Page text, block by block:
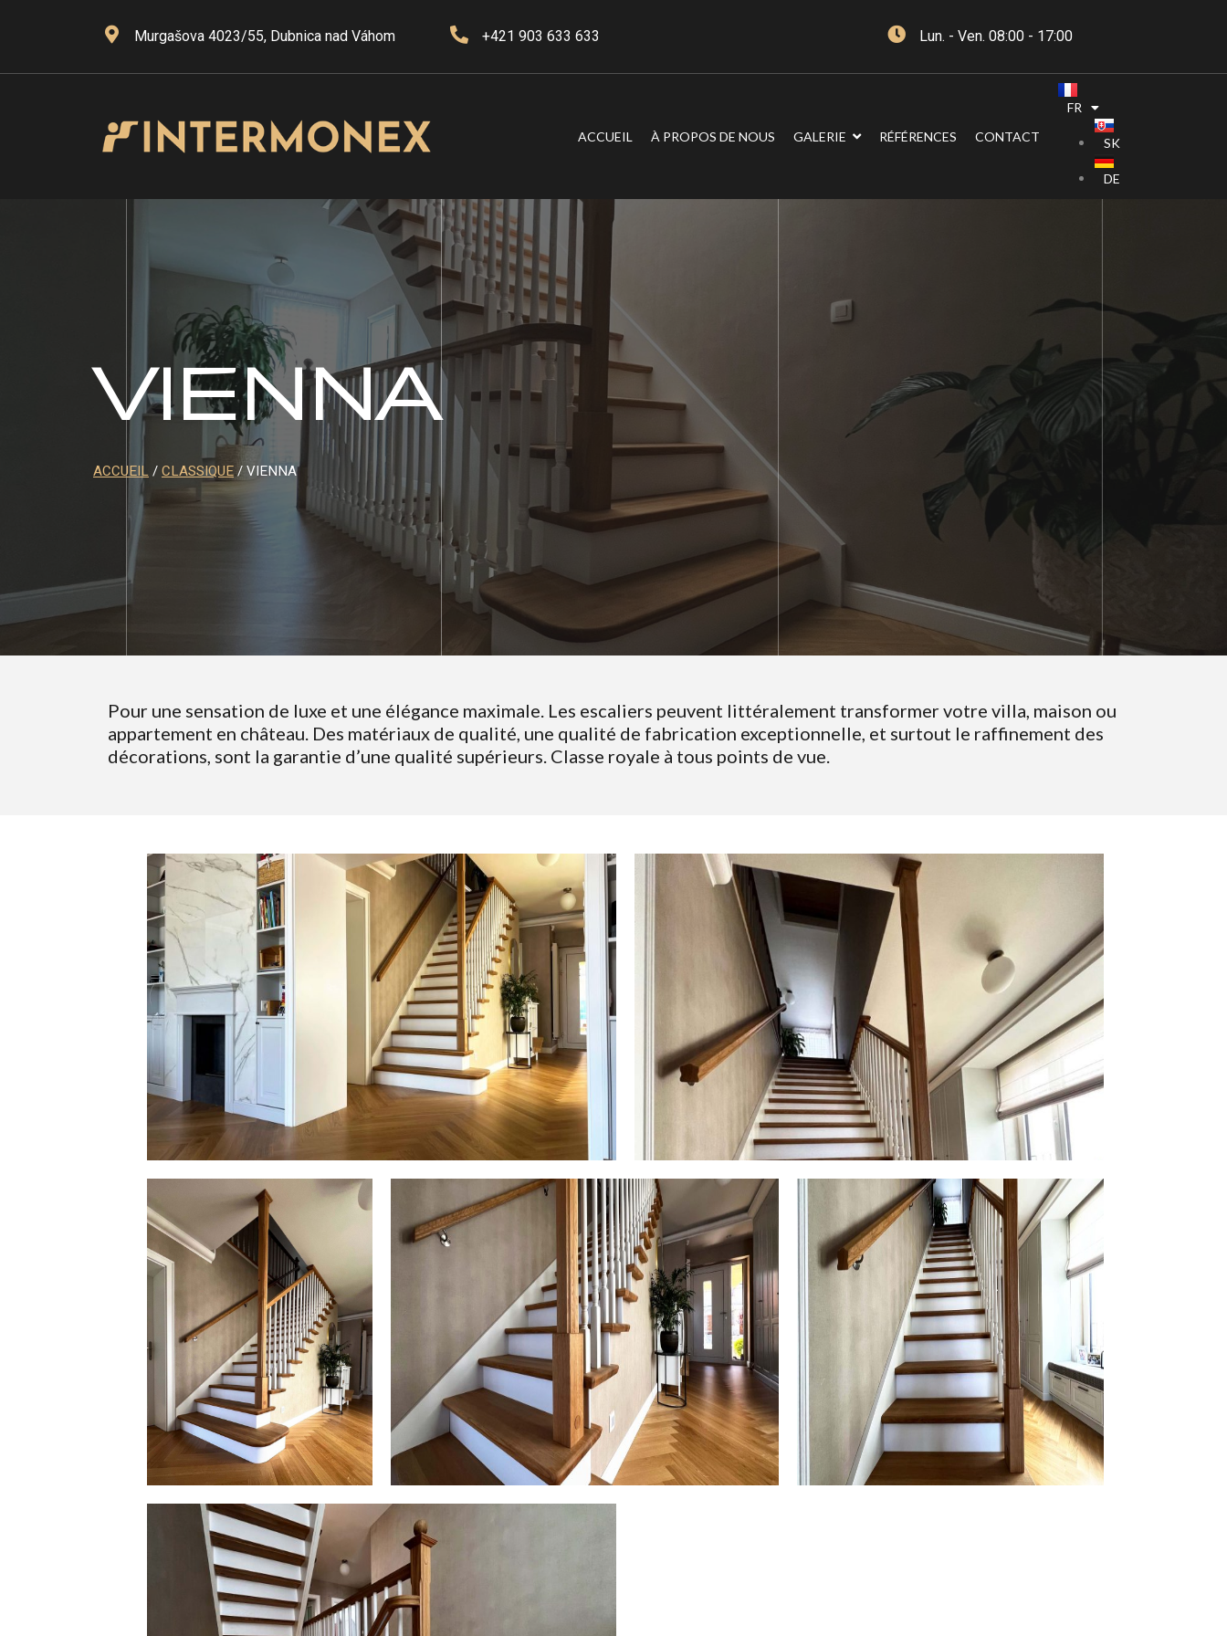
Murgašova 4023/55, Dubnica nad Váhom +421 903 633 633 Lun. - Ven. 08:00 - 17:00
ACCUEIL À PROPOS DE NOUS GALERIE RÉFÉRENCES CONTACT
FR
SK
DE
VIENNA
ACCUEIL/CLASSIQUE/ VIENNA
Pour une sensation de luxe et une élégance maximale. Les escaliers peuvent littéralement transformer votre villa, maison ou
appartement en château. Des matériaux de qualité, une qualité de fabrication exceptionnelle, et surtout le raffinement des
décorations, sont la garantie d’une qualité supérieurs. Classe royale à tous points de vue.